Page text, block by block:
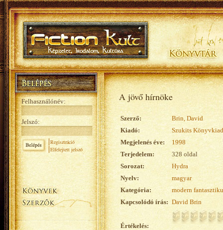
Felhasználónév:
Jelszó:
Regisztráció
Elfelejtett jelszó
A jövő hírnöke
Szerző:
Brin, David
Kiadó:
Szukits
Megjelenés éve:
1998
Terjedelem:
328 oldal
Sorozat:
Hydra
Nyelv:
magyar
Kategória:
modern
Kapcsolódó írás: David Brin
Értékelés: